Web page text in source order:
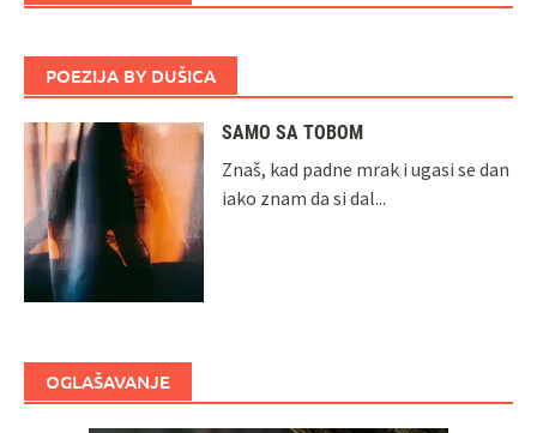
POEZIJA BY DUŠICA
SAMO SA TOBOM
Znaš, kad padne mrak i ugasi se dan
iako znam da si dal...
OGLAŠAVANJE